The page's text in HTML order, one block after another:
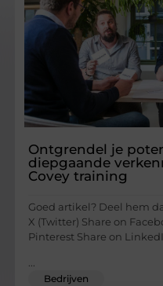
Ontgrendel je
diepgaande
Covey training
Goed artikel? Deel hem
X (Twitter) Share on
Pinterest Share on
...
Bedrijven